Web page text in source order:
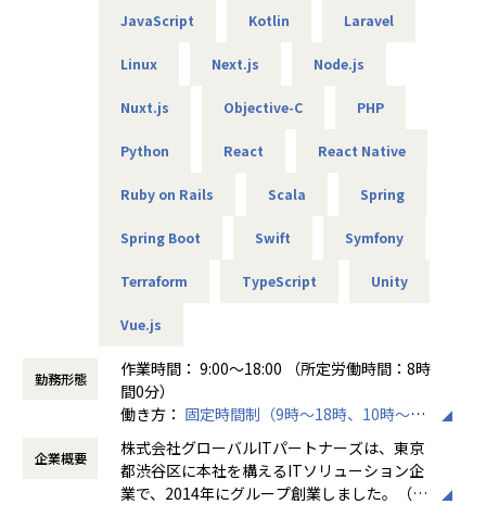
・商船某大手会社向けのクラウドのセキュリティ強化活動
（Azure／AWS）
・クラウド環境構築（AWS／Terraform）
・メーカー向け仮想環境移行（VMware／Windows／Active
【案件選択制度】
広い分野を取り扱っているので、ご自身が本当にやりたい案
すので、ぜひ理想の案件にチャレンジしてください。
【単価公開／単価連動制度】
えて単価のおよそ80％をエンジニアへ還元する仕組みを導入
そうすることによって、
・案件の透明性の確保
・自身の市場価値の把握
・給与などの待遇面の向上
JavaScript Kotlin Laravel
Linux Next.js Node.js
Nuxt.js Objective-C PHP
Python React React Native
Ruby on Rails Scala Spring
Spring Boot Swift Symfony
Terraform TypeScript Unity
Vue.js
勤務形態
作業時間： 9:00～18:00 （所定労働時間：8時
間0分）
働き方： 固定時間制（9時～18時、10時～19
時など）
時間外労働の有無： 有（月平均3時間～15時
間）
休憩時間： 60分
企業概要
株式会社グローバルITパートナーズは、東京
都渋谷区に本社を構えるITソリューション企
業で、2014年にグループ創業しました。（連